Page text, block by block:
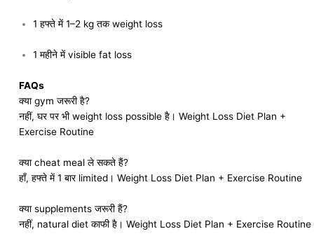
1 हफ्ते में 1–2 kg तक weight loss
1 महीने में visible fat loss
FAQs
क्या gym जरूरी है?
नहीं, घर पर भी weight loss possible है। Weight Loss Diet Plan +
Exercise Routine
क्या cheat meal ले सकते हैं?
हाँ, हफ्ते में 1 बार limited। Weight Loss Diet Plan + Exercise Routine
क्या supplements जरूरी हैं?
नहीं, natural diet काफी है। Weight Loss Diet Plan + Exercise Routine